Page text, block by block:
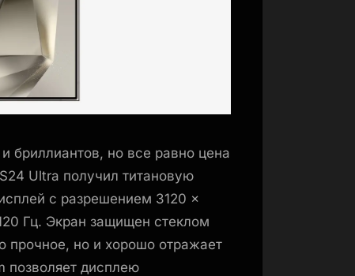
бриллиантов, но все равно цена
Ultra получил титановую
с разрешением 3120 ×
Гц. Экран защищен стеклом
прочное, но и хорошо отражает
позволяет дисплею